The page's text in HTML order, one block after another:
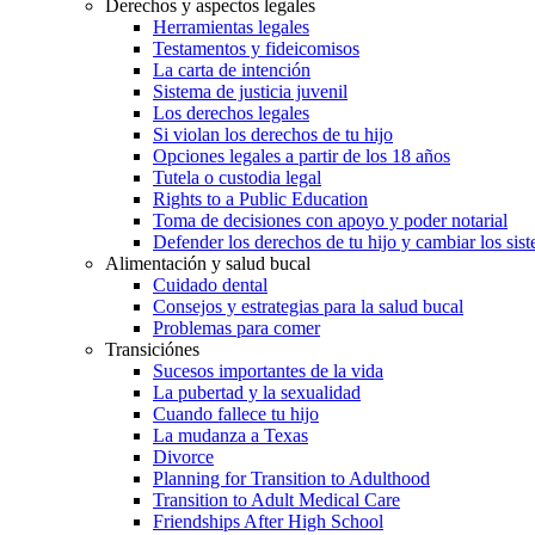
Derechos y aspectos legales
Herramientas legales
Testamentos y fideicomisos
La carta de intención
Sistema de justicia juvenil
Los derechos legales
Si violan los derechos de tu hijo
Opciones legales a partir de los 18 años
Tutela o custodia legal
Rights to a Public Education
Toma de decisiones con apoyo y poder notarial
Defender los derechos de tu hijo y cambiar los
Alimentación y salud bucal
Cuidado dental
Consejos y estrategias para la salud bucal
Problemas para comer
Transiciónes
Sucesos importantes de la vida
La pubertad y la sexualidad
Cuando fallece tu hijo
La mudanza a Texas
Divorce
Planning for Transition to Adulthood
Transition to Adult Medical Care
Friendships After High School